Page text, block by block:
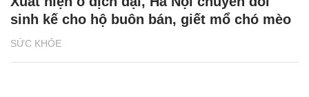
SỨC KHỎE
sinh kế cho hộ buôn bán, giết mổ chó mèo